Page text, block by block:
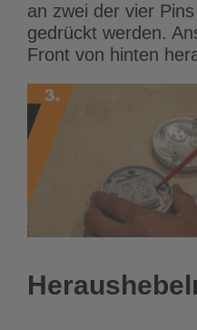
an zwei der vier
gedrückt werden.
Front von hinten